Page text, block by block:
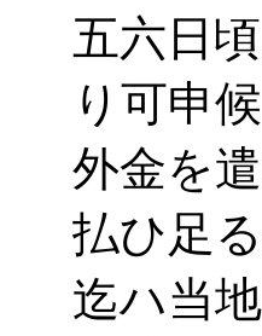
五六日
り可申
外金を
払ひ足
迄ハ当